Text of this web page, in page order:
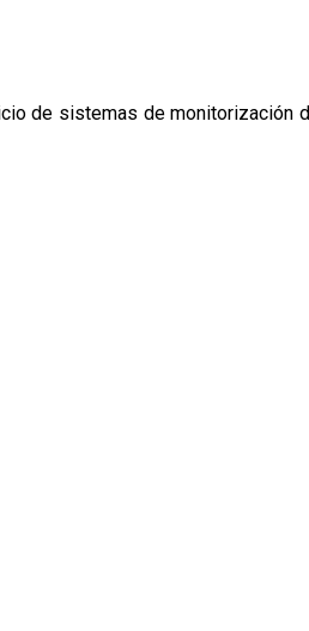
de sistemas de monitorización